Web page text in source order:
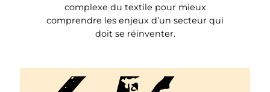
complexe du textile pour mieux
comprendre les enjeux d’un secteur qui
doit se réinventer.